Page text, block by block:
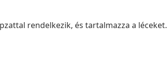
rendelkezik, és tartalmazza a léceket.